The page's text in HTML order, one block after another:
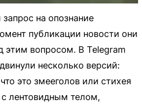
на опознание
публикации новости они
этим вопросом. В Telegram
несколько версий:
это змееголов или стихея
лентовидным телом,